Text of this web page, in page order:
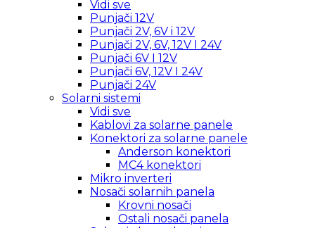
Vidi sve
Punjači 12V
Punjači 2V, 6V i 12V
Punjači 2V, 6V, 12V I 24V
Punjači 6V I 12V
Punjači 6V, 12V I 24V
Punjači 24V
Solarni sistemi
Vidi sve
Kablovi za solarne panele
Konektori za solarne panele
Anderson konektori
MC4 konektori
Mikro inverteri
Nosači solarnih panela
Krovni nosači
Ostali nosači panela